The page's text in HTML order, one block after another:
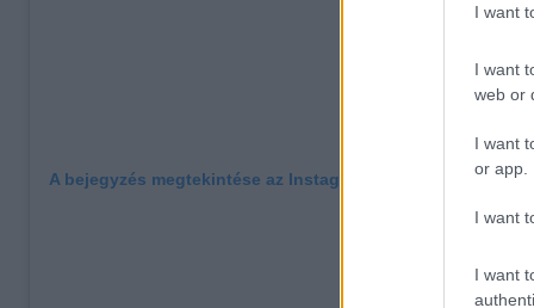
I want
I want
web or
I want
or app.
I want
I want
A bejegyzés megtekintése az Instagramon